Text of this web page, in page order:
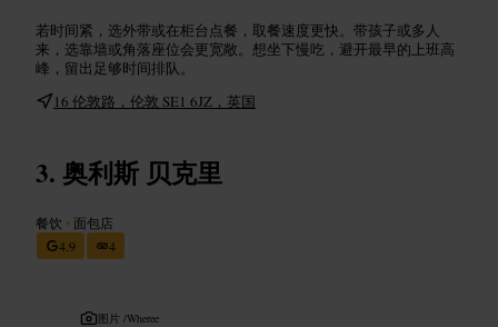
若时间紧，选外带或在柜台点餐，取餐速度更快。带孩子或多人
来，选靠墙或角落座位会更宽敞。想坐下慢吃，避开最早的上班高
峰，留出足够时间排队。
16 伦敦路，伦敦 SE1 6JZ，英国
奥利斯 贝克里
餐饮 • 面包店
4.9
4
图片 /Wheree